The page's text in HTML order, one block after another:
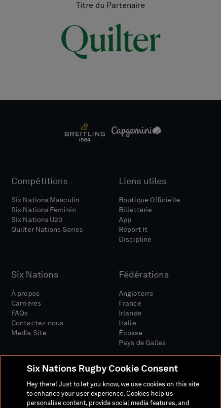
Titre du Partenaire
Compétitions
Six Nations Masculin
Six Nations Féminin
Six Nations U20
Quilter Nations Series
Liens utiles
Boutique Officielle
Billetterie
App
Report It
Discipline
Six Nations
À propos
Carrières
FAQs
Contactez-nous
Media Site
Fédérations
Angleterre
France
Irlande
Italie
Écosse
Pays de Galles
Six Nations Rugby Cookie Consent
Hey there! Just to let you know, we use cookies on this site
to enhance your user experience. Cookies help us
personalise content, provide social media features, and